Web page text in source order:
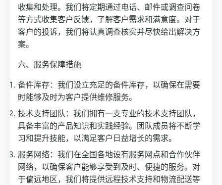
收集和处理。我们将定期通过电话、邮件或调查问卷
等方式收集客户反馈，了解客户需求和满意度。对于
客户的投诉，我们将认真调查核实并尽快给出解决方
案。
六、服务保障措施
备件库存：我们设立充足的备件库存，以确保在需要
时能够及时为客户提供维修服务。
技术支持团队：我们拥有一支专业的技术支持团队，
具备丰富的产品知识和实践经验。团队成员将不断学
习和提升技能，以满足客户日益增长的需求。
服务网络：我们在全国各地设有服务网点和合作伙伴
网络，以确保客户能够享受到及时、便捷的服务。对
于偏远地区，我们将提供远程技术支持和物流配送等